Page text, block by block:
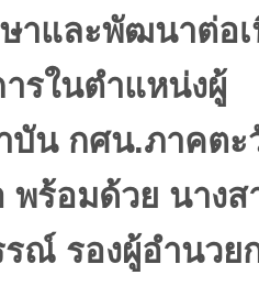
าและพัฒนาต่อเ
รในตำแหน่งผู้
บัน กศน.ภาคตะ
พร้อมด้วย นางส
ณ์ รองผู้อำนวย